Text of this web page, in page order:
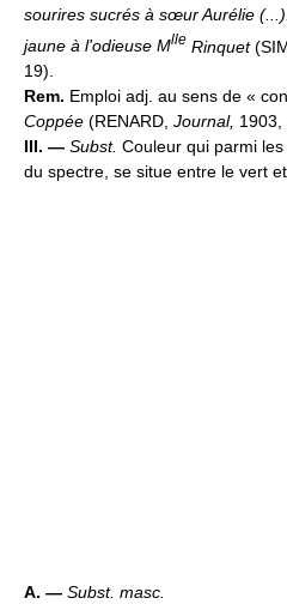
sourires sucrés à sœur Aurélie
jaune à l'odieuse Mlle Rinquet
19).
Rem. Emploi adj. au sens de «
Coppée (RENARD, Journal, 1903,
III. — Subst. Couleur qui parmi
du spectre, se situe entre le vert
A. — Subst. masc.